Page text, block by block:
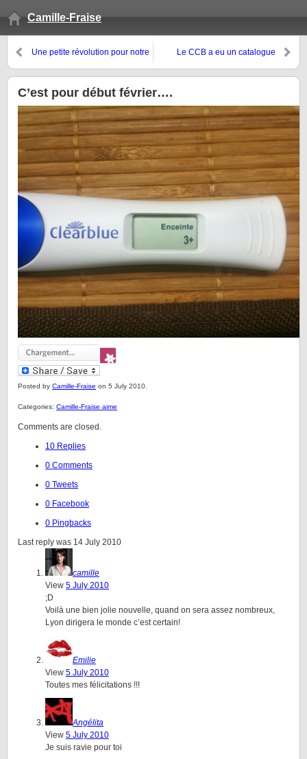
Camille-Fraise
Une petite révolution pour notre
frais!
Le CCB a eu un catalogue
stagiaires non?
C’est pour début février….
Posted by Camille-Fraise on 5 July 2010.
Categories: Camille-Fraise aime
Comments are closed.
10 Replies
0 Comments
0 Tweets
0 Facebook
0 Pingbacks
Last reply was 14 July 2010
camille
View 5 July 2010
;D
Voilà une bien jolie nouvelle, quand on sera assez nombreux,
Lyon dirigera le monde c’est certain!
Emilie
View 5 July 2010
Toutes mes félicitations !!!
Angélita
View 5 July 2010
Je suis ravie pour toi